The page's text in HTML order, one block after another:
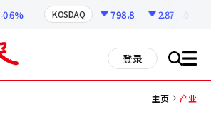
-0.6% KOSDAQ 798.8 2.87 -0.36%
登录 搜 all
主页 产业